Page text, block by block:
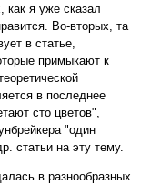
как я уже сказал
Во-вторых, та
в статье,
примыкают к
в последнее
сто цветов",
"один
статьи на эту тему.
в разнообразных